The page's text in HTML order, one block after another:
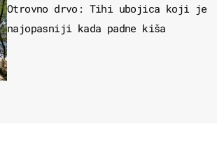
Otrovno drvo: Tihi ubojica koji je
najopasniji kada padne kiša